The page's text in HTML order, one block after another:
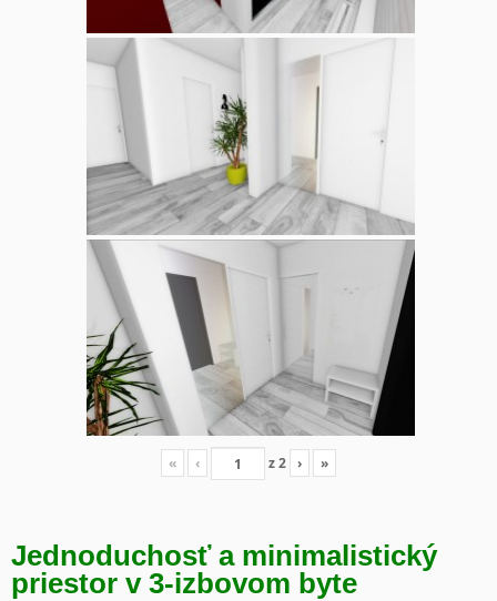
« ‹ z2 › »
Jednoduchosť a minimalistický
priestor v 3-izbovom byte